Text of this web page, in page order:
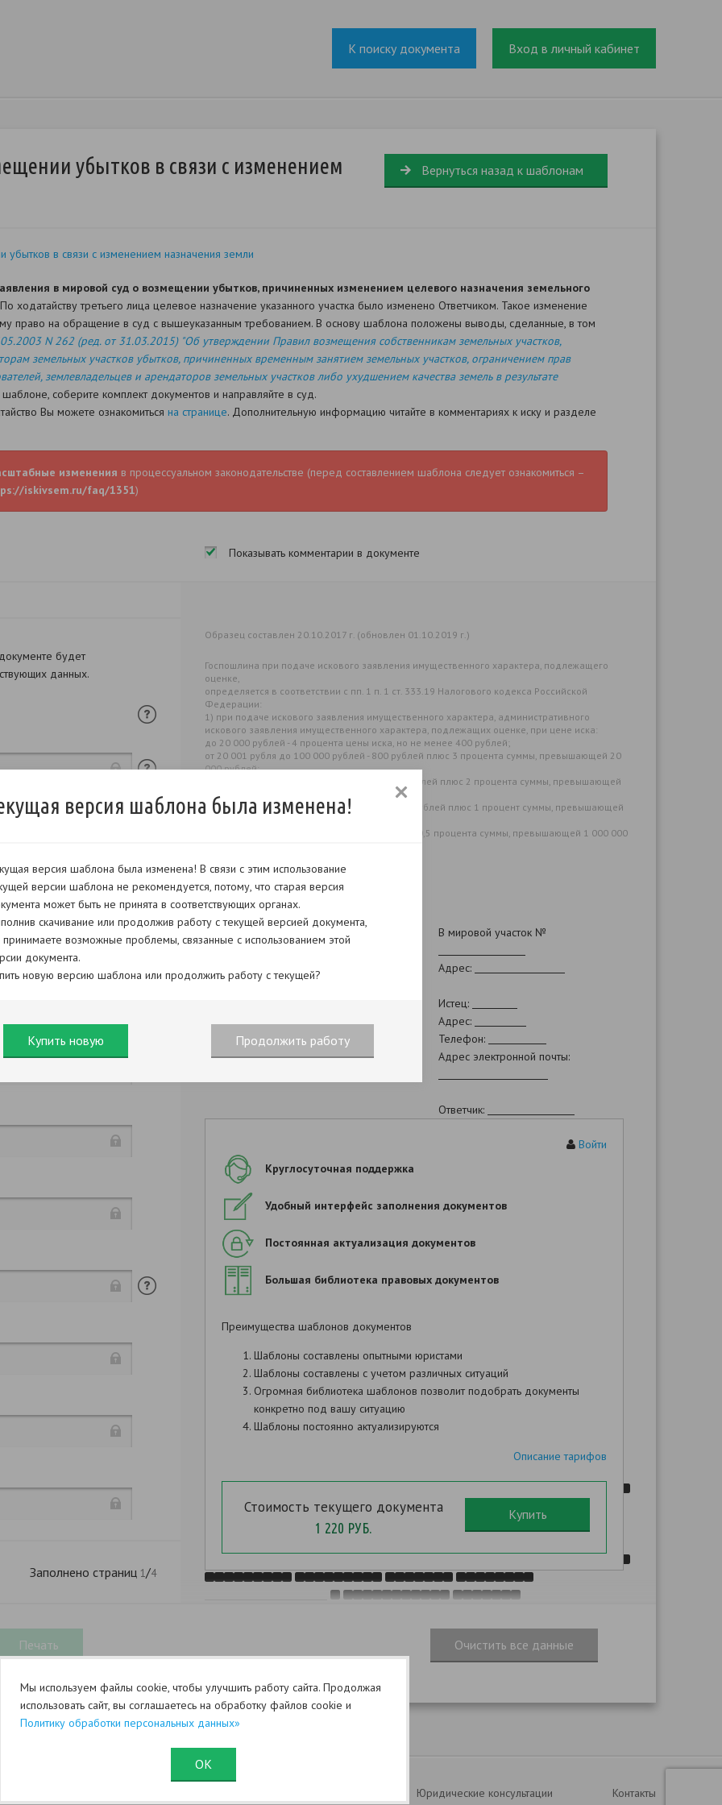
К поиску документа Вход в личный кабинет
версия шаблона была изменена!
версия шаблона была изменена! В связи с этим использование
версии шаблона не рекомендуется, потому, что старая версия
может быть не принята в соответствующих органах.
скачивание или продолжив работу с текущей версией документа,
возможные проблемы, связанные с использованием этой
документа.
новую версию шаблона или продолжить работу с текущей?
Продолжить работу
Купить новую
Вернуться назад к шаблонам
убытков в связи с изменением
в связи с изменением назначения земли
в мировой суд о возмещении убытков, причиненных изменением целевого назначения земельного
ходатайству третьего лица целевое назначение указанного участка было изменено Ответчиком. Такое изменение
право на обращение в суд с вышеуказанным требованием. В основу шаблона положены выводы, сделанные, в том
N 262 (ред. от 31.03.2015) "Об утверждении Правил возмещения собственникам земельных участков,
земельных участков убытков, причиненных временным занятием земельных участков, ограничением прав
землевладельцев и арендаторов земельных участков либо ухудшением качества земель в результате
соберите комплект документов и направляйте в суд.
Вы можете ознакомиться на странице. Дополнительную информацию читайте в комментариях к иску и разделе
изменения в процессуальном законодательстве (перед составлением шаблона следует ознакомиться –
iskivsem.ru/faq/1351)
Показывать комментарии в документе
будет
данных.
Заполнено страниц 1/4
Образец составлен 20.10.2017 г. (обновлен 01.10.2019 г.)
Госпошлина при подаче искового заявления имущественного характера, подлежащего
оценке,
определяется в соответствии с пп. 1 п. 1 ст. 333.19 Налогового кодекса Российской
Федерации:
1) при подаче искового заявления имущественного характера, административного
искового заявления имущественного характера, подлежащих оценке, при цене иска:
до 20 000 рублей - 4 процента цены иска, но не менее 400 рублей;
от 20 001 рубля до 100 000 рублей - 800 рублей плюс 3 процента суммы, превышающей 20
000 рублей;
от 100 001 рубля до 200 000 рублей - 3 200 рублей плюс 2 процента суммы, превышающей
100 000 рублей;
от 200 001 рубля до 1 000 000 рублей - 5 200 рублей плюс 1 процент суммы, превышающей
свыше 1 000 000 рублей - 13 200 рублей плюс 0,5 процента суммы, превышающей 1 000 000
В мировой участок №
Адрес:
Истец:
Адрес:
Телефон:
Адрес электронной почты:
Ответчик:
Третье лицо:
Телефон:
ИСКОВОЕ ЗАЯВЛЕНИЕ
Продолжить заполнение шаблона Вы сможете после оплаты!
.
-
.
Войти
Круглосуточная поддержка
Удобный интерфейс заполнения документов
Постоянная актуализация документов
Большая библиотека правовых документов
Преимущества шаблонов документов
Шаблоны составлены опытными юристами
Шаблоны составлены с учетом различных ситуаций
Огромная библиотека шаблонов позволит подобрать документы
конкретно под вашу ситуацию
Шаблоны постоянно актуализируются
Описание тарифов
Стоимость текущего документа
1 220 РУБ.
Юридические консультации Контакты
Мы используем файлы cookie, чтобы улучшить работу сайта. Продолжая
использовать сайт, вы соглашаетесь на обработку файлов cookie и
Политику обработки персональных данных»
ОК